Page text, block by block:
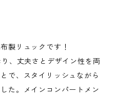
製リュックです！
、丈夫さとデザイン性を両
で、スタイリッシュながら
た。メインコンパートメン